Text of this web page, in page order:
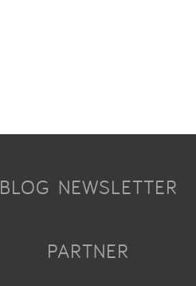
BLOG NEWSLETTER
PARTNER